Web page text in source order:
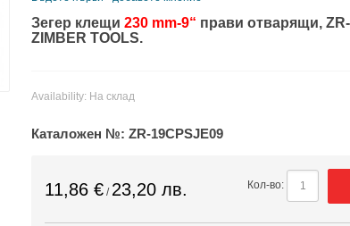
Зегер клещи 230 mm-9“ прави отварящи,
ZIMBER TOOLS.
Availability: На склад
Каталожен №:ZR-19CPSJE09
11,86 € / 23,20 лв. Кол-во: